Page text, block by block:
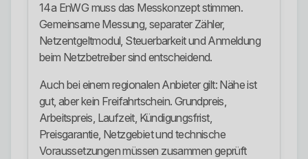
14a EnWG muss das Messkonzept stimmen.
Gemeinsame Messung, separater Zähler,
Netzentgeltmodul, Steuerbarkeit und Anmeldung
beim Netzbetreiber sind entscheidend.
Auch bei einem regionalen Anbieter gilt: Nähe ist
gut, aber kein Freifahrtschein. Grundpreis,
Arbeitspreis, Laufzeit, Kündigungsfrist,
Preisgarantie, Netzgebiet und technische
Voraussetzungen müssen zusammen geprüft